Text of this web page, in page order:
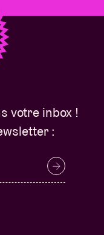
votre inbox !
: